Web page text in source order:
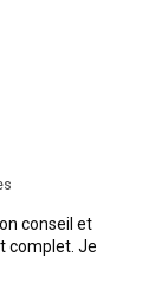
Un grand merci
sa disponibilité .